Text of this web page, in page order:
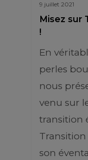
9 juillet 2021
Misez sur
!
En
perles
nous
venu sur
transition
Transition
son